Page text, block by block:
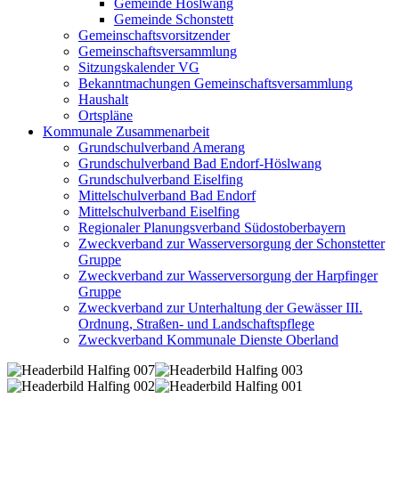
Gemeinde Höslwang
Gemeinde Schonstett
Gemeinschaftsvorsitzender
Gemeinschaftsversammlung
Sitzungskalender VG
Bekanntmachungen Gemeinschaftsversammlung
Haushalt
Ortspläne
Kommunale Zusammenarbeit
Grundschulverband Amerang
Grundschulverband Bad Endorf-Höslwang
Grundschulverband Eiselfing
Mittelschulverband Bad Endorf
Mittelschulverband Eiselfing
Regionaler Planungsverband Südostoberbayern
Zweckverband zur Wasserversorgung der Schonstetter
Gruppe
Zweckverband zur Wasserversorgung der Harpfinger
Gruppe
Zweckverband zur Unterhaltung der Gewässer III.
Ordnung, Straßen- und Landschaftspflege
Zweckverband Kommunale Dienste Oberland